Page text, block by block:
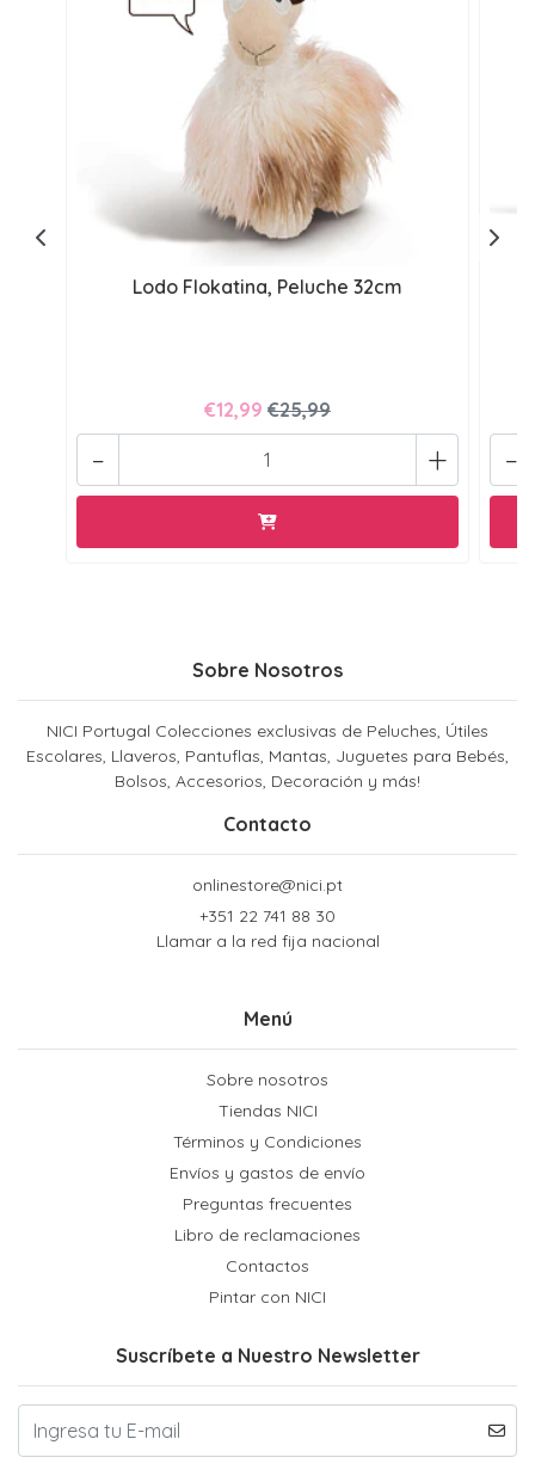
Lodo Flokatina, Peluche 32cm
€12,99 €25,99
+
- -
Sobre Nosotros
NICI Portugal Colecciones exclusivas de Peluches, Útiles
Escolares, Llaveros, Pantuflas, Mantas, Juguetes para Bebés,
Bolsos, Accesorios, Decoración y más!
Contacto
onlinestore@nici.pt
+351 22 741 88 30
Llamar a la red fija nacional
Menú
Sobre nosotros
Tiendas NICI
Términos y Condiciones
Envíos y gastos de envío
Preguntas frecuentes
Libro de reclamaciones
Contactos
Pintar con NICI
Suscríbete a Nuestro Newsletter